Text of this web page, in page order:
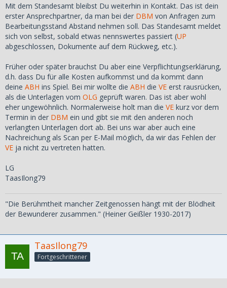
Mit dem Standesamt bleibst Du weiterhin in Kontakt. Das ist dein
erster Ansprechpartner, da man bei der DBM von Anfragen zum
Bearbeitungsstand Abstand nehmen soll. Das Standesamt meldet
sich von selbst, sobald etwas nennswertes passiert (UP
abgeschlossen, Dokumente auf dem Rückweg, etc.).
Früher oder später brauchst Du aber eine Verpflichtungserklärung,
d.h. dass Du für alle Kosten aufkommst und da kommt dann
deine ABH ins Spiel. Bei mir wollte die ABH die VE erst rausrücken,
als die Unterlagen vom OLG geprüft waren. Das ist aber wohl
eher ungewöhnlich. Normalerweise holt man die VE kurz vor dem
Termin in der DBM ein und gibt sie mit den anderen noch
verlangten Unterlagen dort ab. Bei uns war aber auch eine
Nachreichung als Scan per E-Mail möglich, da wir das Fehlen der
VE ja nicht zu vertreten hatten.
LG
TaasIlong79
"Die Berühmtheit mancher Zeitgenossen hängt mit der Blödheit
der Bewunderer zusammen." (Heiner Geißler 1930-2017)
TaasIlong79
Fortgeschrittener